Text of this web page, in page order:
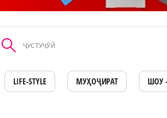
LIFE-STYLE МУҲОҶИРАТ ШОУ